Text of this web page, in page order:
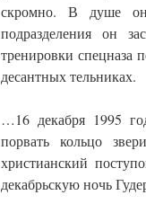
скромно. В душе он
подразделения он
тренировки спецназа
десантных тельниках.
…16 декабря 1995
порвать кольцо
христианский
декабрьскую ночь